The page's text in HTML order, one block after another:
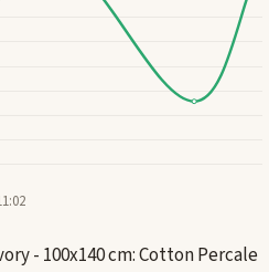
- 100x140 cm: Cotton Percale